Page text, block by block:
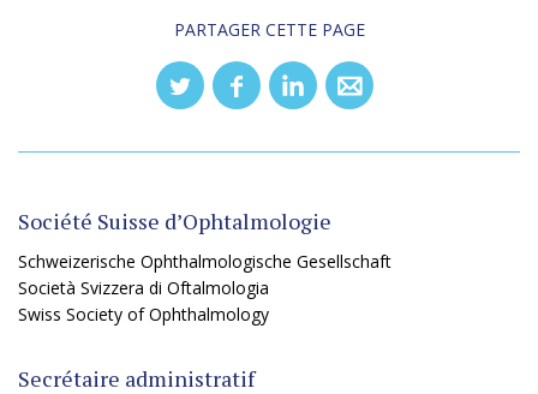
PARTAGER CETTE PAGE
Société Suisse d’Ophtalmologie
Schweizerische Ophthalmologische Gesellschaft
Società Svizzera di Oftalmologia
Swiss Society of Ophthalmology
Secrétaire administratif